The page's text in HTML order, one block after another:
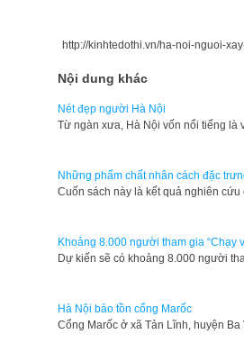
http://kinhtedothi.vn/ha-noi-nguoi-
Nội dung khác
Nét đẹp người Hà Nội
Từ ngàn xưa, Hà Nội vốn nổi tiếng
Những phẩm chất nhân cách đặc
​Cuốn sách này là kết quả nghiên
Khoảng 8.000 người tham gia “Chạy
Dự kiến sẽ có khoảng 8.000 người
Hà Nội bảo tồn cổng Marốc
Cổng Marốc ở xã Tản Lĩnh, huyện